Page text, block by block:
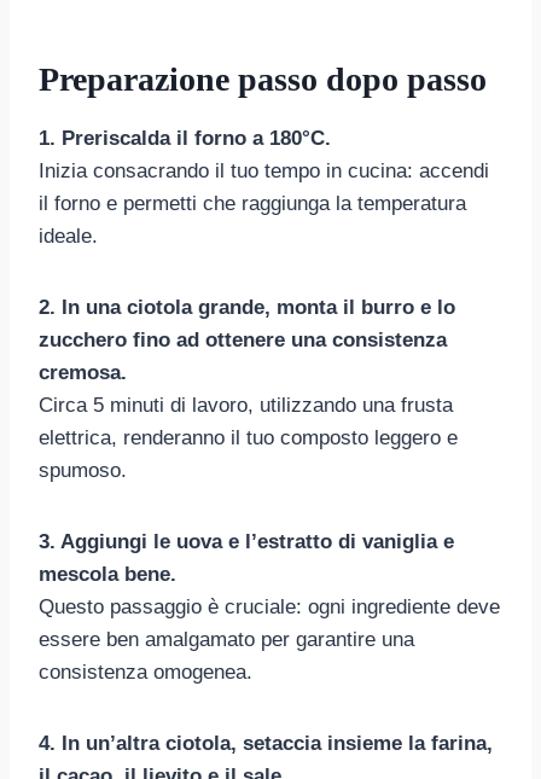
Preparazione passo dopo passo
1. Preriscalda il forno a 180°C.
Inizia consacrando il tuo tempo in cucina: accendi
il forno e permetti che raggiunga la temperatura
ideale.
2. In una ciotola grande, monta il burro e lo
zucchero fino ad ottenere una consistenza
cremosa.
Circa 5 minuti di lavoro, utilizzando una frusta
elettrica, renderanno il tuo composto leggero e
spumoso.
3. Aggiungi le uova e l’estratto di vaniglia e
mescola bene.
Questo passaggio è cruciale: ogni ingrediente deve
essere ben amalgamato per garantire una
consistenza omogenea.
4. In un’altra ciotola, setaccia insieme la farina,